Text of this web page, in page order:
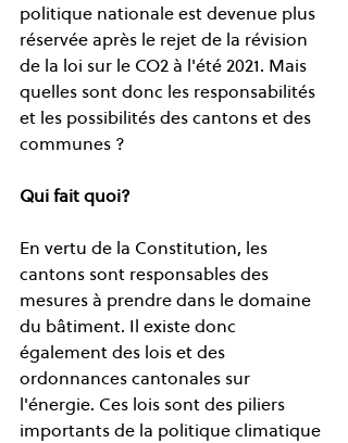
politique nationale est devenue plus
réservée après le rejet de la révision
de la loi sur le CO2 à l'été 2021. Mais
quelles sont donc les responsabilités
et les possibilités des cantons et des
communes ?
Qui fait quoi?
En vertu de la Constitution, les
cantons sont responsables des
mesures à prendre dans le domaine
du bâtiment. Il existe donc
également des lois et des
ordonnances cantonales sur
l'énergie. Ces lois sont des piliers
importants de la politique climatique